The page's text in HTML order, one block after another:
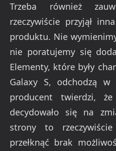
Trzeba również
rzeczywiście przyjął
produktu. Nie
nie poratujemy się
Elementy, które były
Galaxy S, odchodzą w
producent twierdzi,
decydowało się na
strony to
przełknąć brak